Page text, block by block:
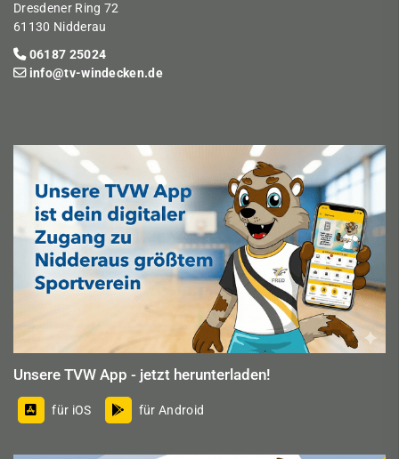
Dresdener Ring 72
61130 Nidderau
06187 25024
info@tv-windecken.de
Unsere TVW App - jetzt herunterladen!
für iOS für Android